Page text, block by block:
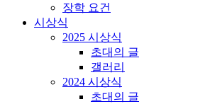
장학 요건
시상식
2025 시상식
초대의 글
갤러리
2024 시상식
초대의 글